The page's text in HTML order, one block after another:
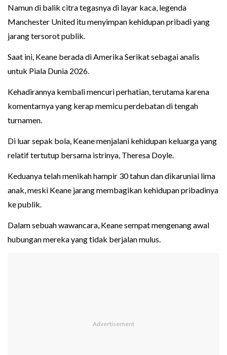
Namun di balik citra tegasnya di layar kaca, legenda
Manchester United itu menyimpan kehidupan pribadi yang
jarang tersorot publik.
Saat ini, Keane berada di Amerika Serikat sebagai analis
untuk Piala Dunia 2026.
Kehadirannya kembali mencuri perhatian, terutama karena
komentarnya yang kerap memicu perdebatan di tengah
turnamen.
Di luar sepak bola, Keane menjalani kehidupan keluarga yang
relatif tertutup bersama istrinya, Theresa Doyle.
Keduanya telah menikah hampir 30 tahun dan dikaruniai lima
anak, meski Keane jarang membagikan kehidupan pribadinya
ke publik.
Dalam sebuah wawancara, Keane sempat mengenang awal
hubungan mereka yang tidak berjalan mulus.